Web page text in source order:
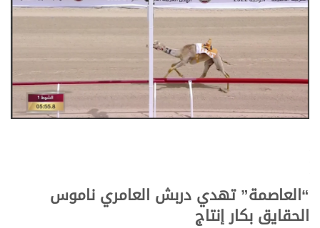
“العاصمة” تهدي دربش العامري ناموس
الحقايق بكار إنتاج